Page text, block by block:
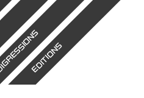
EDITIONS